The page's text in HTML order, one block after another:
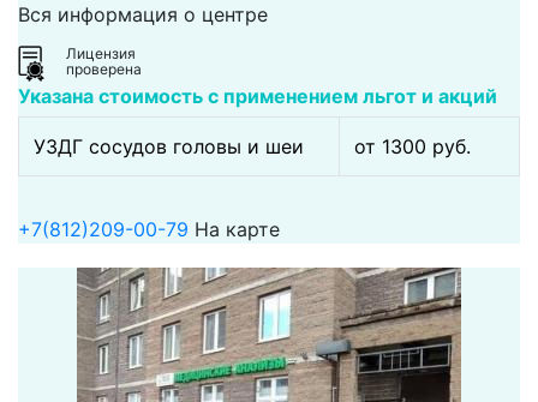
Вся информация о центре
Лицензия
проверена
Указана стоимость с применением льгот и акций
УЗДГ сосудов головы и шеи от 1300 pуб.
+7(812)209-00-79 На карте